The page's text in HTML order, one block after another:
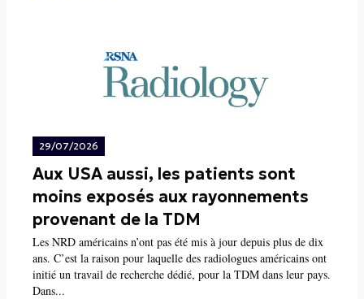
29/07/2026
Aux USA aussi, les patients sont
moins exposés aux rayonnements
provenant de la TDM
Les NRD américains n’ont pas été mis à jour depuis plus de dix
ans. C’est la raison pour laquelle des radiologues américains ont
initié un travail de recherche dédié, pour la TDM dans leur pays.
Dans...